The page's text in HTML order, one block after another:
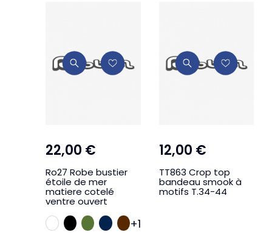
22,00 €
Ro27 Robe bustier
étoile de mer
matiere cotelé
ventre ouvert
BLANC
NOIRKAKIMARINEMARRON
+1
12,00 €
TT863 Crop top
bandeau smook à
motifs T.34-44